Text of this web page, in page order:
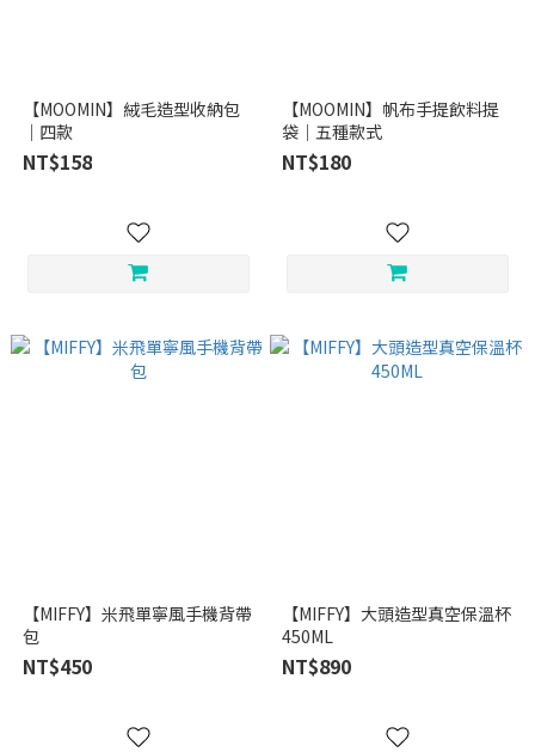
【MOOMIN】絨毛造型收納包
｜四款
NT$158
【MOOMIN】帆布手提飲料提
袋｜五種款式
NT$180
【MIFFY】米飛單寧風手機背帶
包
NT$450
【MIFFY】大頭造型真空保溫杯
450ML
NT$890